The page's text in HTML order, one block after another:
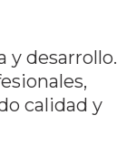
y desarrollo.
calidad y